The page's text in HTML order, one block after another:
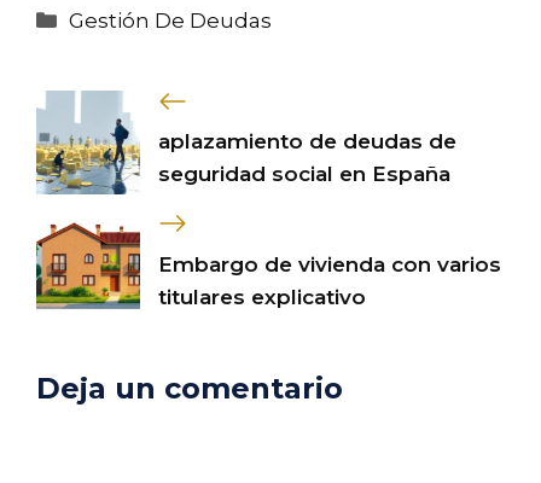
Categorías
Gestión De Deudas
aplazamiento de deudas de
seguridad social en España
Embargo de vivienda con varios
titulares explicativo
Deja un comentario